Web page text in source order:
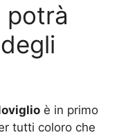
potrà
è in primo
tutti coloro che